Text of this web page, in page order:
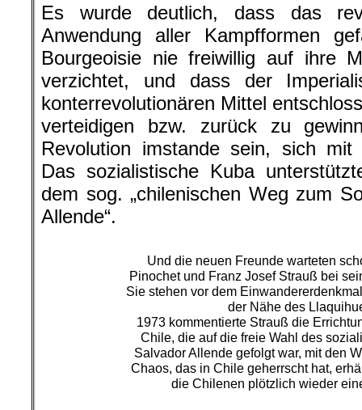
Es wurde deutlich, dass das
Anwendung aller Kampfformen
Bourgeoisie nie freiwillig auf ihre
verzichtet, und dass der
konterrevolutionären Mittel
verteidigen bzw. zurück zu
Revolution imstande sein, sich
Das sozialistische Kuba
dem sog. „chilenischen Weg zum
Allende“.
Und die neuen Freunde warteten
Pinochet und Franz Josef Strauß bei
Sie stehen vor dem
der Nähe des
1973 kommentierte Strauß die
Chile, die auf die freie Wahl des
Salvador Allende gefolgt war, mit den
Chaos, das in Chile geherrscht hat,
die Chilenen plötzlich wieder